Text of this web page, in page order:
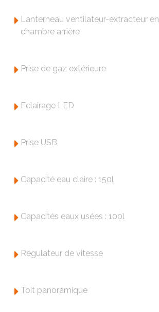
Lanterneau ventilateur-extracteur en
chambre arrière
Prise de gaz extérieure
Eclairage LED
Prise USB
Capacité eau claire : 150l
Capacités eaux usées : 100l
Régulateur de vitesse
Toit panoramique